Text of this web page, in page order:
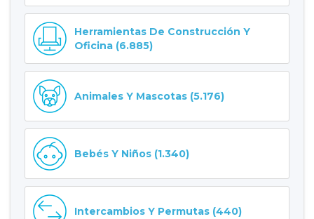
Herramientas De Construcción Y
Oficina (6.885)
Animales Y Mascotas (5.176)
Bebés Y Niños (1.340)
Intercambios Y Permutas (440)